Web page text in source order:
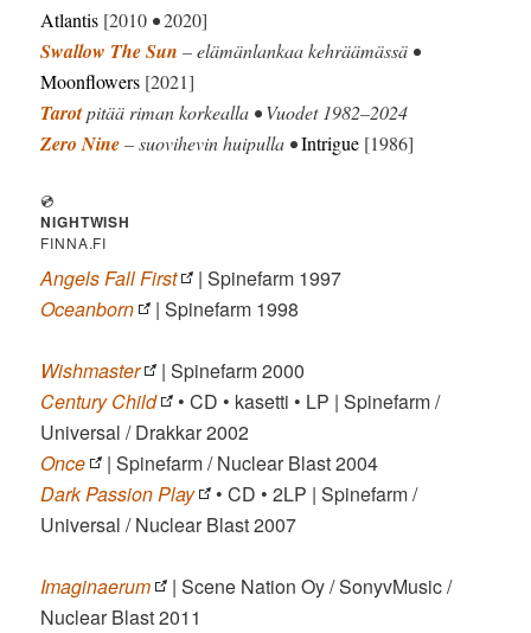
Atlantis [2010 •2020]
Swallow The Sun – elämänlankaa kehräämässä •
Moonflowers [2021]
Tarotpitää riman korkealla • Vuodet 1982–2024
Zero Nine– suovihevin huipulla •Intrigue [1986]
💿
NIGHTWISH
FINNA.FI
Angels FallFirst
| Spinefarm 1997
Oceanborn
| Spinefarm 1998
Wishmaster
| Spinefarm 2000
Century Child
• CD • kasetti • LP | Spinefarm /
Universal / Drakkar 2002
Once
| Spinefarm / Nuclear Blast 2004
Dark Passion Play
• CD • 2LP | Spinefarm /
Universal / Nuclear Blast 2007
Imaginaerum
| Scene Nation Oy / SonyvMusic /
Nuclear Blast 2011